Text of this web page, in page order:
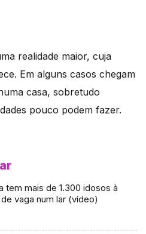
realidade maior, cuja
Em alguns casos chegam
casa, sobretudo
pouco podem fazer.
tem mais de 1.300 idosos à
vaga num lar (vídeo)